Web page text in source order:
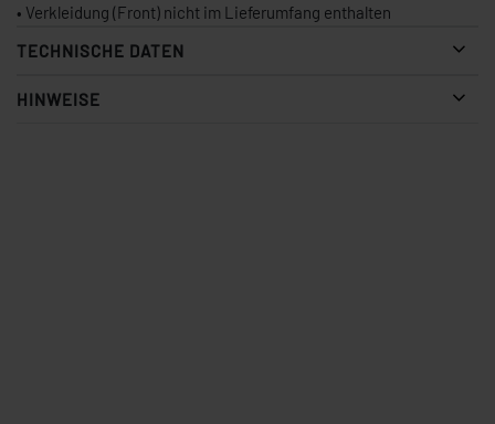
• Verkleidung (Front) nicht im Lieferumfang enthalten
TECHNISCHE DATEN
HINWEISE